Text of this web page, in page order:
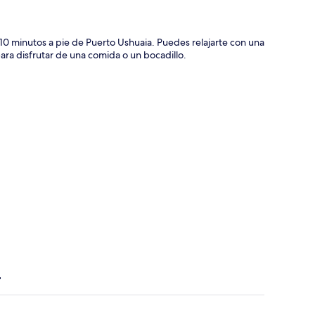
minutos a pie de Puerto Ushuaia. Puedes relajarte con una
disfrutar de una comida o un bocadillo.